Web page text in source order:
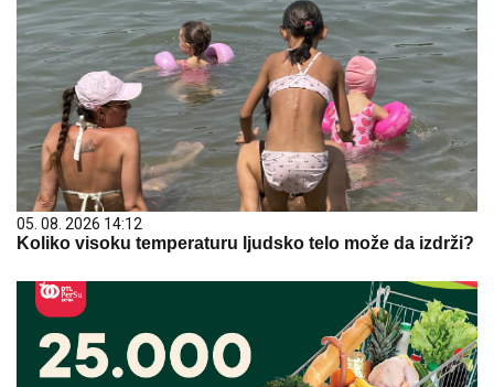
05. 08. 2026 14:12
Koliko visoku temperaturu ljudsko telo može da izdrži?